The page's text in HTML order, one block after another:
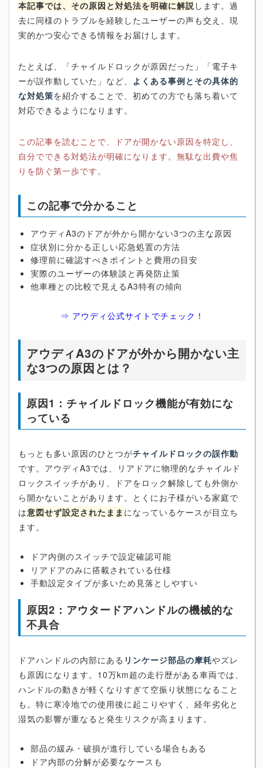
本記事では、その原因と対処法を明確に解説します。過
去に同様のトラブルを経験したユーザーの声も交え、現
実的かつ安心できる情報をお届けします。
たとえば、「チャイルドロックが原因だった」「電子キ
ーが誤作動していた」など、 よくある事例とその具体的
な対処策を紹介することで、初めての方でも落ち着いて
対応できるようになります。
この記事を読むことで、ドアが開かない原因を特定し、
自分でできる対処法が明確になります。無駄な出費や焦
りを防ぐ第一歩です。
この記事で分かること
アウディA3のドアが外から開かない3つの主な原因
症状別に分かる正しい応急処置の方法
修理前に確認すべきポイントと費用の目安
実際のユーザーの体験談と再発防止策
他車種との比較で見えるA3特有の傾向
⇒ アウディ公式サイトでチェック！
アウディA3のドアが外から開かない主
な3つの原因とは？
原因1：チャイルドロック機能が有効にな
っている
もっとも多い原因のひとつがチャイルドロックの誤作動
です。アウディA3では、リアドアに物理的なチャイルド
ロックスイッチがあり、ドアをロック解除しても外側か
ら開かないことがあります。とくにお子様がいる家庭で
は意図せず設定されたまま になっているケースが目立ち
ます。
ドア内側のスイッチで設定確認可能
リアドアのみに搭載されている仕様
手動設定タイプが多いため見落としやすい
原因2：アウタードアハンドルの機械的な
不具合
ドアハンドルの内部にある リンケージ部品の摩耗やズレ
も原因になります。10万km超の走行歴がある車両では、
ハンドルの動きが軽くなりすぎて空振り状態になること
も。特に寒冷地での使用後に起こりやすく、経年劣化と
湿気の影響が重なると発生リスクが高まります。
部品の緩み・破損が進行している場合もある
ドア内部の分解が必要なケースも